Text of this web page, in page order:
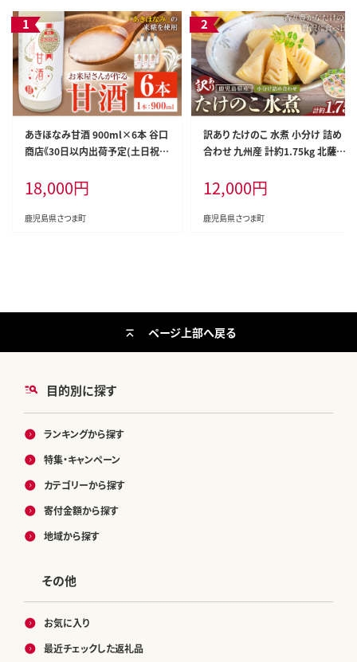
あきほなみ甘酒 900ml×6本 谷口
商店《30日以内出荷予定(土日祝除
米 飲む点滴 健康 美肌 米糀 米麹
こめこうじ 発酵食品 ノンアルコー
ル あきほなみ---stm-tng-4-5400
18,000円
鹿児島県さつま町
訳あり たけのこ 水煮 小分け 詰め
合わせ 九州産 計約1.75kg 北薩農
日祝除く)》鹿児島県 さつま町 送料
無料 惣菜 タケノコ 筍 竹の子 パッ
ク 水煮 お取り寄せグルメ---stm-k
12,000円
鹿児島県さつま町
目的別に探す
ランキングから探す
特集・キャンペーン
カテゴリーから探す
寄付金額から探す
地域から探す
その他
お気に入り
最近チェックした返礼品
ページ上部へ戻る